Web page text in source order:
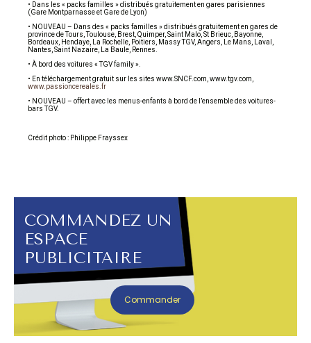
• Dans les « packs familles » distribués gratuitement en gares parisiennes
(Gare Montparnasse et Gare de Lyon)
• NOUVEAU – Dans des « packs familles » distribués gratuitement en gares de
province de Tours, Toulouse, Brest, Quimper, Saint Malo, St Brieuc, Bayonne,
Bordeaux, Hendaye, La Rochelle, Poitiers, Massy TGV, Angers, Le Mans, Laval,
Nantes, Saint Nazaire, La Baule, Rennes.
• À bord des voitures « TGV family ».
• En téléchargement gratuit sur les sites www.SNCF.com, www.tgv.com,
www.passioncereales.fr
• NOUVEAU – offert avec les menus-enfants à bord de l’ensemble des voitures-
bars TGV.
Crédit photo : Philippe Frayssex
COMMANDEZ UN
ESPACE
PUBLICITAIRE
Commander